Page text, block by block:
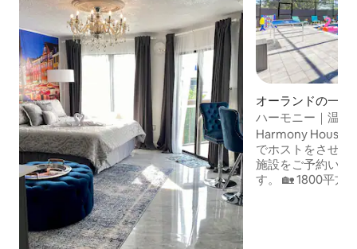
オーランドの一軒
ハーモニー｜温水
＆エピックまで10
Harmony Houseへよう
でホストをさせてい
施設をご予約いた
す。 🏡 1800平方